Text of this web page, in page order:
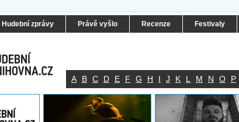
Hudební zprávy Právě vyšlo Recenze Festivaly
A B C D E F G H I J K L M N O P